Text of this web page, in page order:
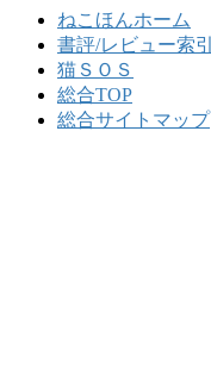
ねこほんホーム
書評/レビュー索引
猫ＳＯＳ
総合TOP
総合サイトマップ